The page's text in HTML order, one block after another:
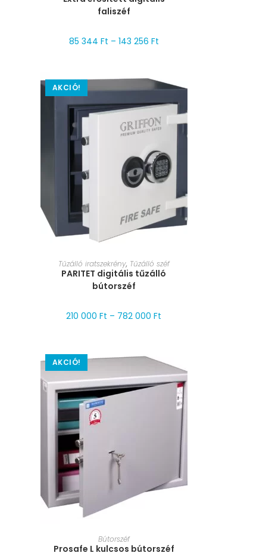
faliszéf
85 344 Ft – 143 256 Ft
AKCIÓ!
MÉRET VÁLASZTÁSA
Tűzálló iratszekrény, Tűzálló széf
PARITET digitális tűzálló
bútorszéf
210 000Ft – 782 000Ft
AKCIÓ!
MÉRET VÁLASZTÁSA
Bútorszéf
Prosafe L kulcsos bútorszéf